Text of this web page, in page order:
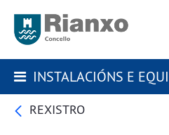
INSTALACIÓNS E
REXISTRO